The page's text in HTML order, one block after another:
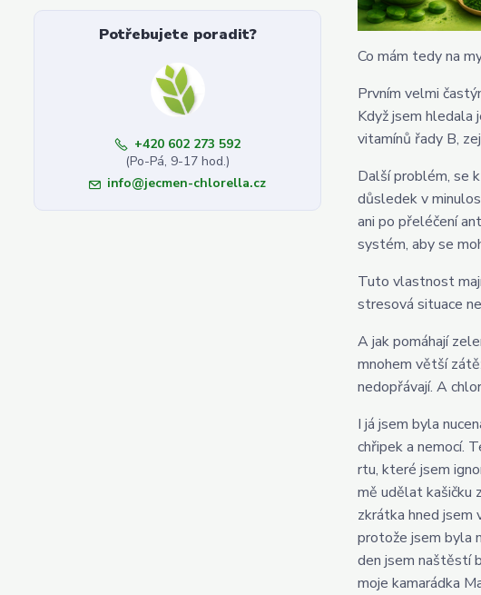
Potřebujete poradit?
+420 602 273 592
(Po-Pá, 9-17 hod.)
info@jecmen-chlorella.cz
Co mám tedy na
Prvním velmi
Když jsem hledala
vitamínů řady B,
Další problém, se
důsledek v
ani po přeléčení
systém, aby se
Tuto vlastnost
stresová situace
A jak pomáhají
mnohem větší
nedopřávají. A
I já jsem byla
chřipek a nemocí.
rtu, které jsem
mě udělat kašičku z
zkrátka hned jsem
protože jsem byla
den jsem naštěstí
moje kamarádka